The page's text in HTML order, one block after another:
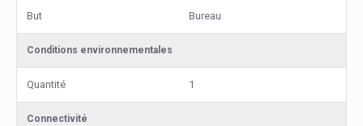
But Bureau
Conditions environnementales
Quantité 1
Connectivité